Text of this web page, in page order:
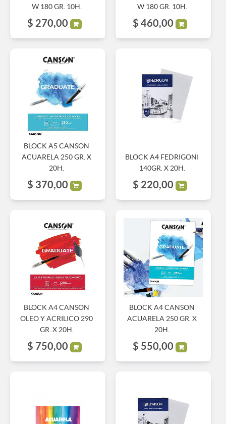
W 180 GR. 10H.
$ 270,00
W 180 GR. 10H.
$ 460,00
BLOCK A5 CANSON
ACUARELA 250 GR. X
20H.
$ 370,00
BLOCK A4 FEDRIGONI
140GR. X 20H.
$ 220,00
BLOCK A4 CANSON
OLEO Y ACRILICO 290
GR. X 20H.
$ 750,00
BLOCK A4 CANSON
ACUARELA 250 GR. X
20H.
$ 550,00